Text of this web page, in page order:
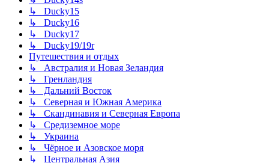
↳ Ducky15
↳ Ducky16
↳ Ducky17
↳ Ducky19/19r
Путешествия и отдых
↳ Австралия и Новая Зеландия
↳ Гренландия
↳ Дальний Восток
↳ Северная и Южная Америка
↳ Скандинавия и Северная Европа
↳ Средиземное море
↳ Украина
↳ Чёрное и Азовское моря
↳ Центральная Азия